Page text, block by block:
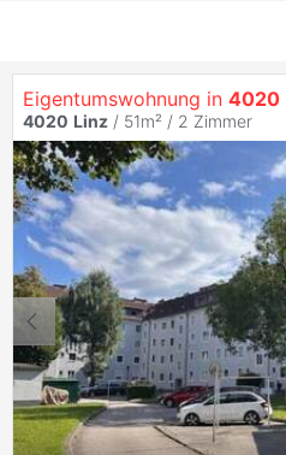
Eigentumswohnung in 4020
4020 Linz / 51m² / 2 Zimmer